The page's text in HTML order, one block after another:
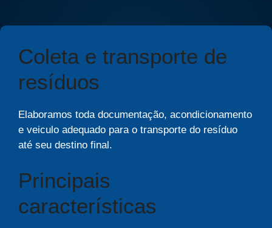
Coleta e transporte de
resíduos
Elaboramos toda documentação, acondicionamento
e veiculo adequado para o transporte do resíduo
até seu destino final.
Principais
características